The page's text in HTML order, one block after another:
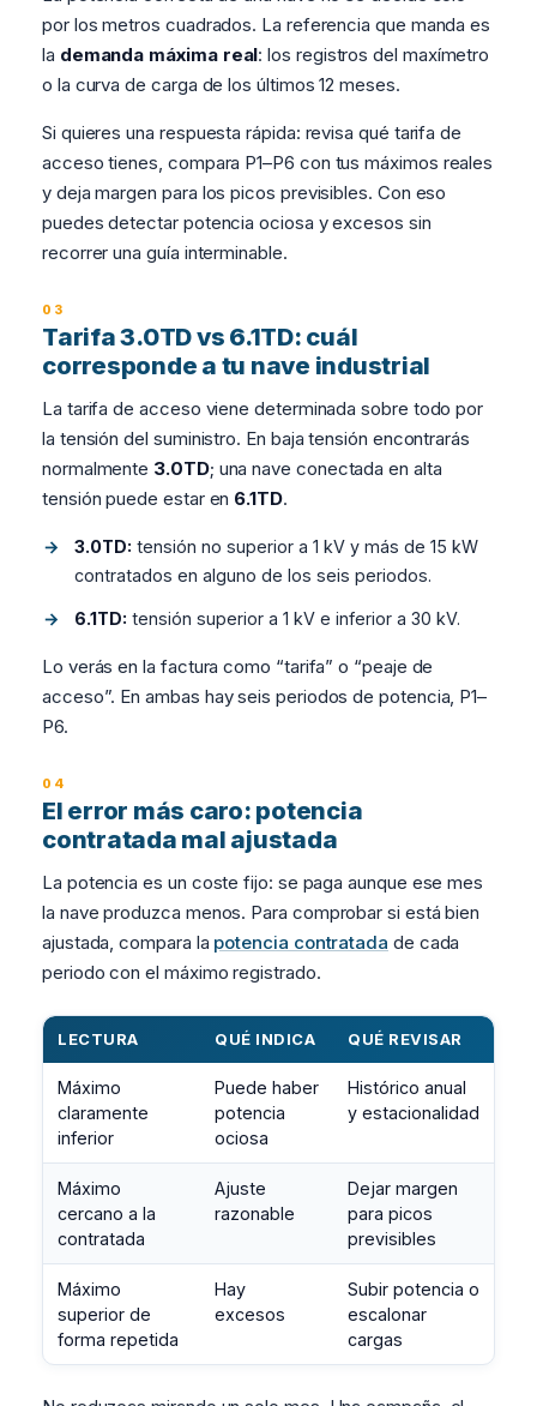
por los metros cuadrados. La referencia que manda es
la demanda máxima real: los registros del maxímetro
o la curva de carga de los últimos 12 meses.
Si quieres una respuesta rápida: revisa qué tarifa de
acceso tienes, compara P1–P6 con tus máximos reales
y deja margen para los picos previsibles. Con eso
puedes detectar potencia ociosa y excesos sin
recorrer una guía interminable.
Tarifa 3.0TD vs 6.1TD: cuál
corresponde a tu nave industrial
La tarifa de acceso viene determinada sobre todo por
la tensión del suministro. En baja tensión encontrarás
normalmente 3.0TD; una nave conectada en alta
tensión puede estar en 6.1TD.
3.0TD: tensión no superior a 1 kV y más de 15 kW
contratados en alguno de los seis periodos.
6.1TD: tensión superior a 1 kV e inferior a 30 kV.
Lo verás en la factura como “tarifa” o “peaje de
acceso”. En ambas hay seis periodos de potencia, P1–
P6.
El error más caro: potencia
contratada mal ajustada
La potencia es un coste fijo: se paga aunque ese mes
la nave produzca menos. Para comprobar si está bien
ajustada, compara la potencia contratada de cada
periodo con el máximo registrado.
LECTURA QUÉ INDICA QUÉ REVISAR
Máximo
claramente
inferior
Puede haber
potencia
ociosa
Histórico anual
y estacionalidad
Máximo
cercano a la
contratada
Ajuste
razonable
Dejar margen
para picos
previsibles
Máximo
superior de
forma repetida
Hay
excesos
Subir potencia o
escalonar
cargas